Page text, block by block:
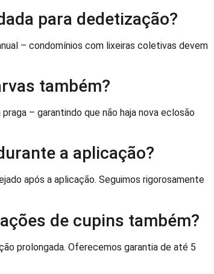
para dedetização?
– condomínios com lixeiras coletivas devem
também?
– garantindo que não haja nova eclosão
a aplicação?
após a aplicação. Seguimos rigorosamente
de cupins também?
prolongada. Oferecemos garantia de até 5